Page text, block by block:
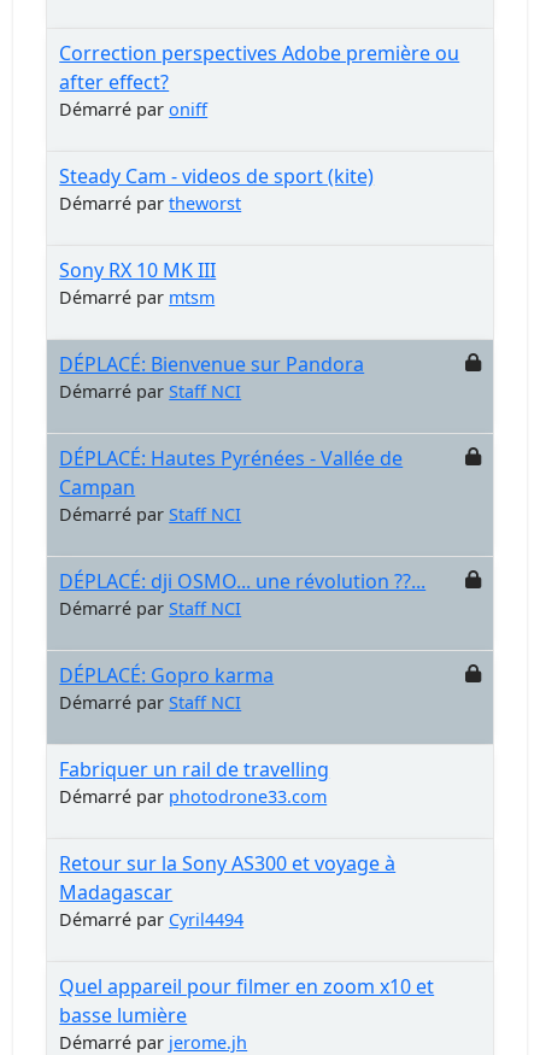
Correction perspectives Adobe première ou
after effect?
Démarré paroniff
Steady Cam - videos de sport (kite)
Démarré partheworst
Sony RX 10 MK III
Démarré par mtsm
DÉPLACÉ: Bienvenue sur Pandora
Démarré parStaff NCI
DÉPLACÉ: Hautes Pyrénées - Vallée de
Campan
Démarré parStaff NCI
DÉPLACÉ: dji OSMO... une révolution ??...
Démarré parStaff NCI
DÉPLACÉ: Gopro karma
Démarré parStaff NCI
Fabriquer un rail de travelling
Démarré par photodrone33.com
Retour sur la Sony AS300 et voyage à
Madagascar
Démarré par Cyril4494
Quel appareil pour filmer en zoom x10 et
basse lumière
Démarré par jerome.jh